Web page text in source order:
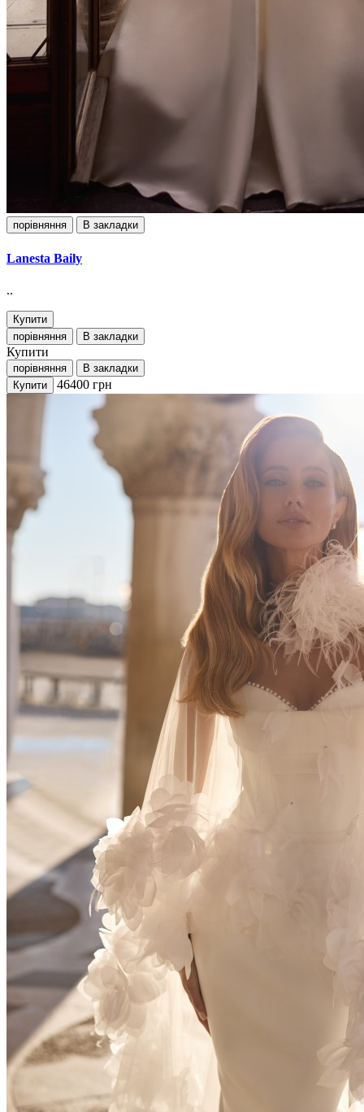
порівняння В закладки
Lanesta Baily
..
Купити
порівняння
В закладки
Купити
порівняння
В закладки
Купити
46400 грн